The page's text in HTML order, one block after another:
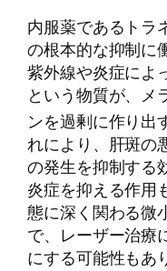
内服薬であるトラ
の根本的な抑制に
紫外線や炎症によ
という物質が、メ
ンを過剰に作り出
れにより、肝斑の
の発生を抑制する
炎症を抑える作用
態に深く関わる微
で、レーザー治療
にする可能性もあ